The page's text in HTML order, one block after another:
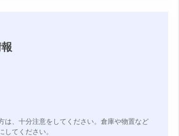
は、十分注意をしてください。倉庫や物置など
てください。